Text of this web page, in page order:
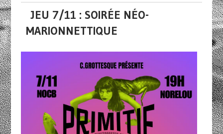
JEU 7/11 : SOIRÉE NÉO-
MARIONNETTIQUE